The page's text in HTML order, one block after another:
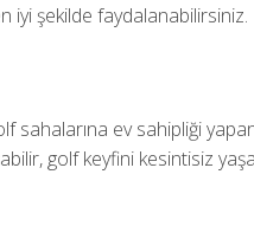
iyi şekilde faydalanabilirsiniz.
sahalarına ev sahipliği
golf keyfini kesintisiz